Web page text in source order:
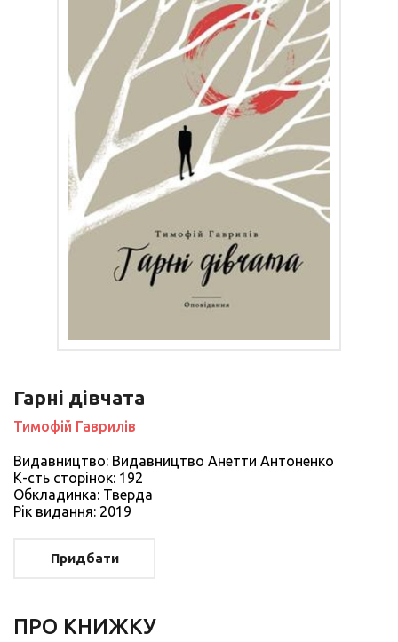
Гарні дівчата
Тимофій Гаврилів
Видавництво: Видавництво Анетти Антоненко
К-сть сторiнок: 192
Обкладинка: Тверда
Рiк видання: 2019
Придбати
ПРО КНИЖКУ